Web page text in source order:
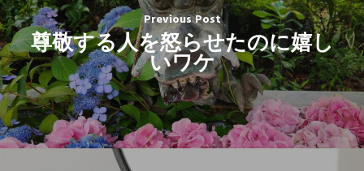
Previous Post
尊敬する人を怒らせたのに嬉し
いワケ